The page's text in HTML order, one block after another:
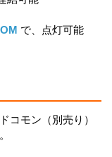
で、点灯可能
コモン（別売り）